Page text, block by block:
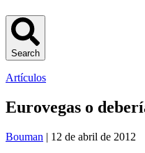
Search
Artículos
Eurovegas o
Bouman | 12 de abril de 2012